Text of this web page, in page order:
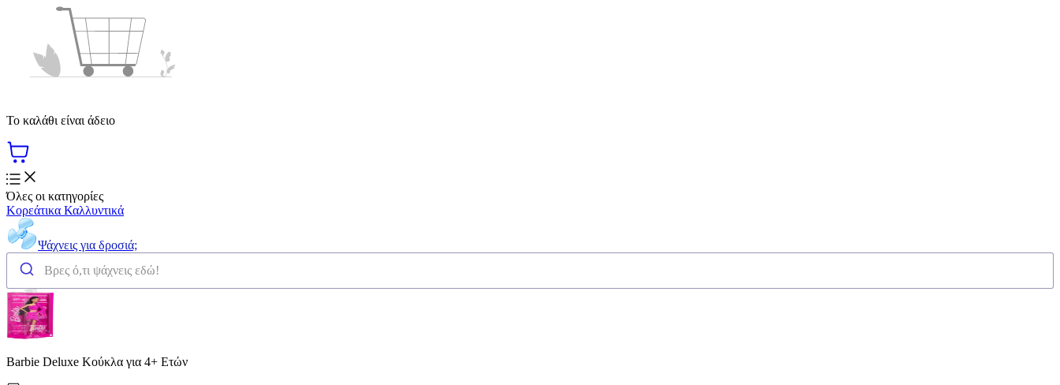
Το καλάθι είναι άδειο
Όλες οι κατηγορίες
Κορεάτικα Καλλυντικά
Ψάχνεις για δροσιά;
Barbie Deluxe Κούκλα για 4+ Ετών